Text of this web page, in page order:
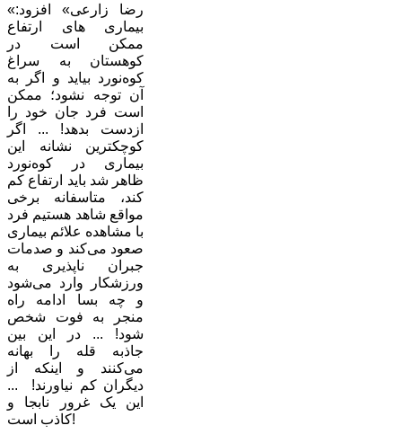
«رضا زارعی» افزود:
بیماری های ارتفاع
ممکن است در
کوهستان به سراغ
کوه‌نورد بیاید و اگر به
آن توجه نشود؛ ممکن
است فرد جان خود را
ازدست بدهد! ... اگر
کوچکترین نشانه این
بیماری در کوه‌نورد
ظاهر شد باید ارتفاع کم
کند، متاسفانه برخی
مواقع شاهد هستیم فرد
با مشاهده علائم بیماری
صعود می‌کند و صدمات
جبران ناپذیری به
ورزشکار وارد می‌شود
و چه بسا ادامه راه
منجر به فوت شخص
شود! ... در این بین
جاذبه قله را بهانه
می‌کنند و اینکه از
دیگران کم نیاورند! ...
این یک غرور نابجا و
کاذب است!